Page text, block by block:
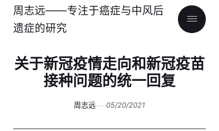
周志远——专注于癌症与中风后
遗症的研究
关于新冠疫情走向和新冠疫苗
接种问题的统一回复
周志远 05/20/2021